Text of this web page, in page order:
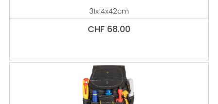
31x14x42cm
CHF 68.00